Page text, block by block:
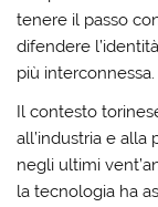
tenere il passo
difendere
più interconnessa.
Il contesto
all’industria e alla
negli ultimi
la tecnologia ha